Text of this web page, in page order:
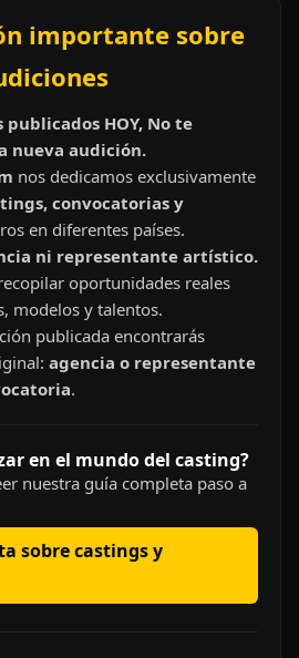
importante sobre
publicados HOY, No te
nueva audición.
nos dedicamos exclusivamente
convocatorias y
en diferentes países.
ni representante artístico.
oportunidades reales
modelos y talentos.
publicada encontrarás
agencia o representante
.
en el mundo del casting?
nuestra guía completa paso a
sobre castings y